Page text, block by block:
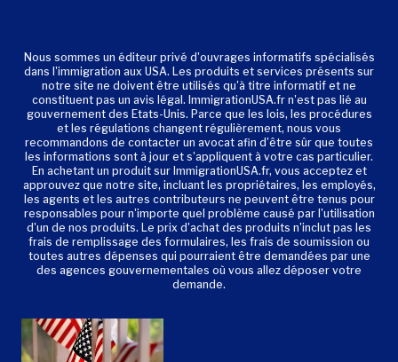
Nous sommes un éditeur privé d'ouvrages informatifs spécialisés
dans l'immigration aux USA. Les produits et services présents sur
notre site ne doivent être utilisés qu'à titre informatif et ne
constituent pas un avis légal. ImmigrationUSA.fr n'est pas lié au
gouvernement des Etats-Unis. Parce que les lois, les procédures
et les régulations changent régulièrement, nous vous
recommandons de contacter un avocat afin d'être sûr que toutes
les informations sont à jour et s'appliquent à votre cas particulier.
En achetant un produit sur ImmigrationUSA.fr, vous acceptez et
approuvez que notre site, incluant les propriétaires, les employés,
les agents et les autres contributeurs ne peuvent être tenus pour
responsables pour n'importe quel problème causé par l'utilisation
d'un de nos produits. Le prix d'achat des produits n'inclut pas les
frais de remplissage des formulaires, les frais de soumission ou
toutes autres dépenses qui pourraient être demandées par une
des agences gouvernementales où vous allez déposer votre
demande.